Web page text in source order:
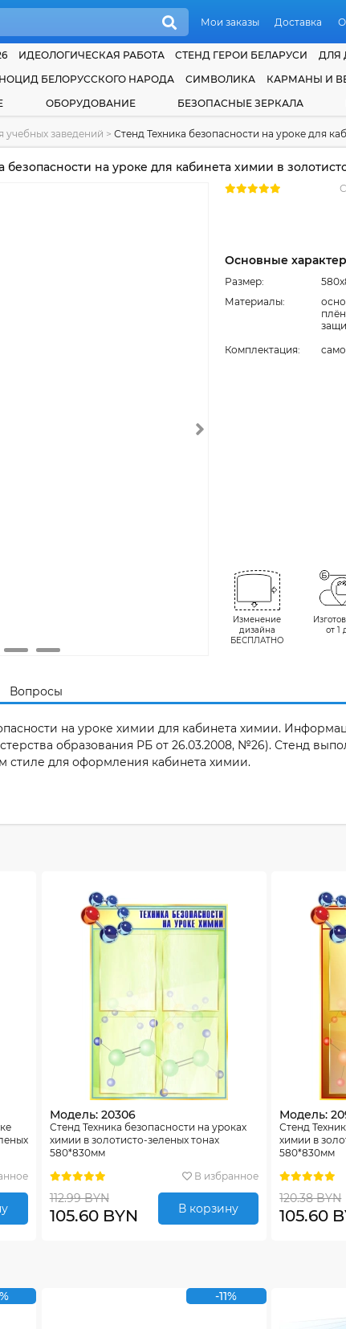
Мои заказы Доставка
ИДЕОЛОГИЧЕСКАЯ РАБОТА СТЕНД ГЕРОИ БЕЛАРУСИ ДЛЯ
БЕЛОРУССКОГО НАРОДА СИМВОЛИКА КАРМАНЫ И
ОБОРУДОВАНИЕ БЕЗОПАСНЫЕ ЗЕРКАЛА
учебных заведений > Стенд Техника безопасности на уроке для
безопасности на уроке для кабинета химии в
Основные
Размер:
Материалы:
Комплектация:
Изменение
дизайна
БЕСПЛАТНО
от 1
Вопросы
на уроке химии для кабинета химии.
образования РБ от 26.03.2008, №26). Стенд
стиле для оформления кабинета химии.
Модель: 20306
Стенд Техника безопасности на уроках
химии в золотисто-зеленых тонах
580*830мм
В избранное
112.99 BYN
105.60 BYN В корзину
Модель:
Стенд
химии в
580*830мм
120.38 BYN
105.60
-11%